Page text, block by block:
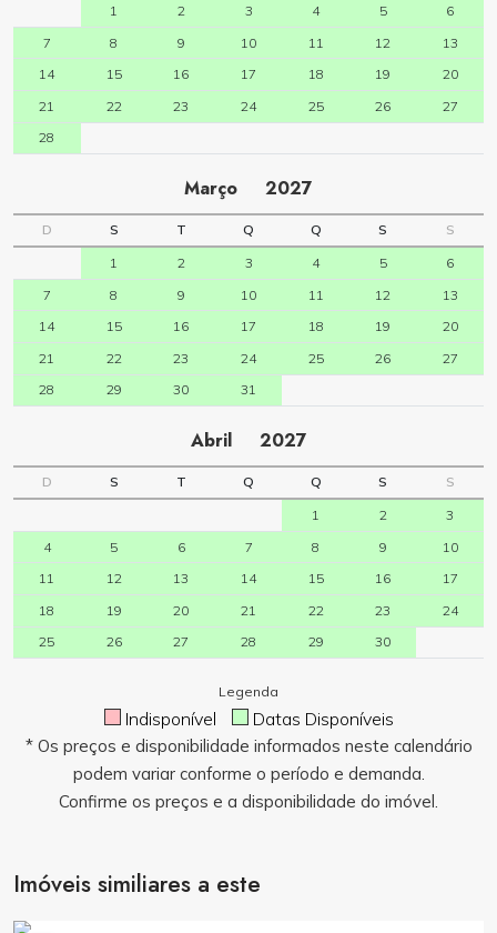
1
2 3 4 5
6
7
8 9 10 11 12
13
14
15 16 17 18 19
20
21
22 23 24 25 26
27
28
Março 2027
D S T Q Q S
S
1
2 3 4 5
6
7
8 9 10 11 12
13
14
15 16 17 18 19
20
21
22 23 24 25 26
27
28
29 30 31
Abril 2027
D S T Q Q S
S
1
2
3
4
5 6 7 8 9
10
11
12 13 14 15 16
17
18
19 20 21 22 23
24
25
26 27 28 29 30
Legenda
Indisponível Datas Disponíveis
* Os preços e disponibilidade informados neste calendário
podem variar conforme o período e demanda.
Confirme os preços e a disponibilidade do imóvel.
Imóveis similiares a este